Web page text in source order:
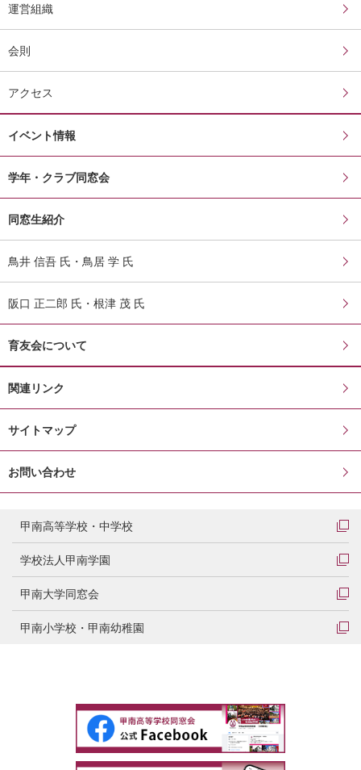
運営組織
会則
アクセス
イベント情報
学年・クラブ同窓会
同窓生紹介
鳥井 信吾 氏・鳥居 学 氏
阪口 正二郎 氏・根津 茂 氏
育友会について
関連リンク
サイトマップ
お問い合わせ
甲南高等学校・中学校
学校法人甲南学園
甲南大学同窓会
甲南小学校・甲南幼稚園